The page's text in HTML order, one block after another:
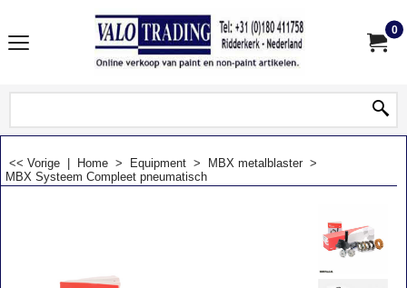
0
<< Vorige Home > Equipment > MBX metalblaster >
MBX Systeem Compleet pneumatisch